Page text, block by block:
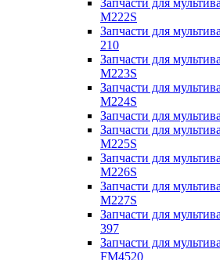
Запчасти для
M222S
Запчасти для
210
Запчасти для
M223S
Запчасти для
M224S
Запчасти для
Запчасти для
M225S
Запчасти для
M226S
Запчасти для
M227S
Запчасти для
397
Запчасти для
FM4520